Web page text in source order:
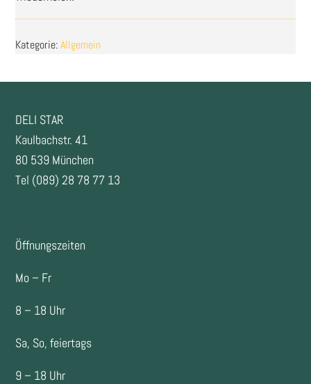
Kategorie:Allgemein
FOOTER
DELI STAR
Kaulbachstr. 41
80 539 München
Tel (089) 28 78 77 13
Öffnungszeiten
Mo – Fr
8 – 18 Uhr
Sa, So, feiertags
9 – 18 Uhr